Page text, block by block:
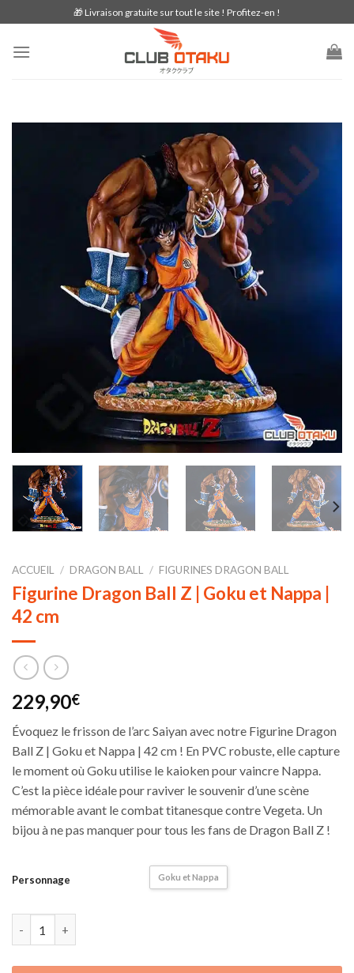
to
content
🎁 Livraison gratuite sur tout le site ! Profitez-en !
ACCUEIL / DRAGON BALL / FIGURINES DRAGON BALL
Figurine Dragon Ball Z | Goku et Nappa |
42 cm
229,90€
Évoquez le frisson de l’arc Saiyan avec notre Figurine Dragon
Ball Z | Goku et Nappa | 42 cm ! En PVC robuste, elle capture
le moment où Goku utilise le kaioken pour vaincre Nappa.
C’est la pièce idéale pour raviver le souvenir d’une scène
mémorable avant le combat titanesque contre Vegeta. Un
bijou à ne pas manquer pour tous les fans de Dragon Ball Z !
Personnage Goku et Nappa